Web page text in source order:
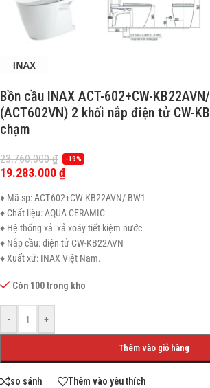
Bồn cầu INAX ACT-602+CW-
(ACT602VN) 2 khối nắp điện tử CW-
chạm
23.760.000₫ -19%
19.283.000₫
♦ Mã sp: ACT-602+CW-KB22AVN/ BW1
♦ Chất liệu: AQUA CERAMIC
♦ Hệ thống xả: xả xoáy tiết kiệm nước
♦ Nắp cầu: điện tử CW-KB22AVN
♦ Xuất xứ: INAX Việt Nam.
Còn 100 trong kho
- +
Thêm vào giỏ hàng
so sánh Thêm vào yêu thích